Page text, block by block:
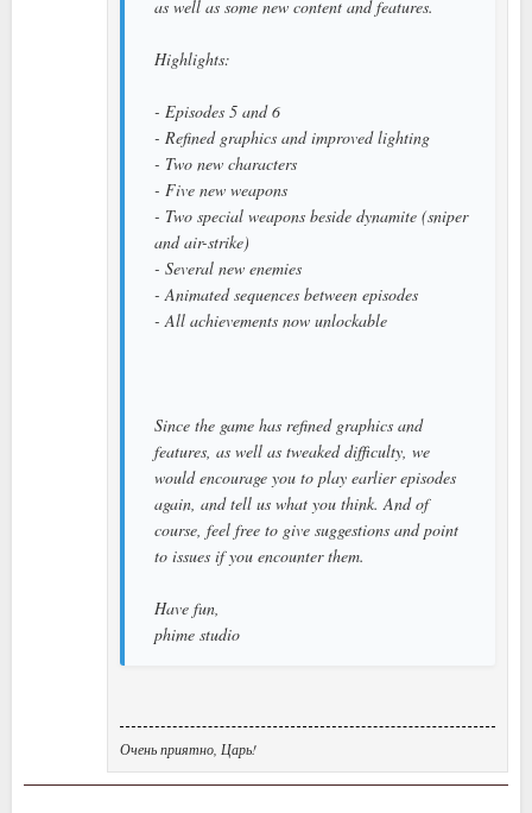
as well as some new content and features.
Highlights:
- Episodes 5 and 6
- Refined graphics and improved lighting
- Two new characters
- Five new weapons
- Two special weapons beside dynamite (sniper
and air-strike)
- Several new enemies
- Animated sequences between episodes
- All achievements now unlockable
Since the game has refined graphics and
features, as well as tweaked difficulty, we
would encourage you to play earlier episodes
again, and tell us what you think. And of
course, feel free to give suggestions and point
to issues if you encounter them.
Have fun,
phime studio
Очень приятно, Царь!